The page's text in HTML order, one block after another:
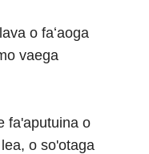
o faʻaoga
vaega
fa'aputuina o
o so'otaga